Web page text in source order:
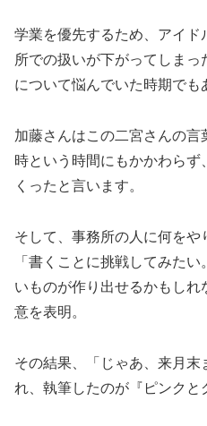
学業を優先するため、アイ
所での扱いが下がってしま
について悩んでいた時期でも
加藤さんはこの二宮さんの
時という時間にもかかわら
くったと言います。
そして、事務所の人に何をや
「書くことに挑戦してみた
いものが作り出せるかもし
意を表明。
その結果、「じゃあ、来月
れ、執筆したのが『ピンクと